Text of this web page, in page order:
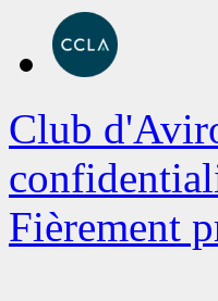
Club
Fièrement